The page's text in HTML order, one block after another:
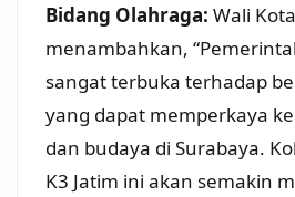
Bidang Olahraga: Wali
menambahkan,
sangat terbuka terhadap
yang dapat memperkaya
dan budaya di Surabaya.
K3 Jatim ini akan semakin